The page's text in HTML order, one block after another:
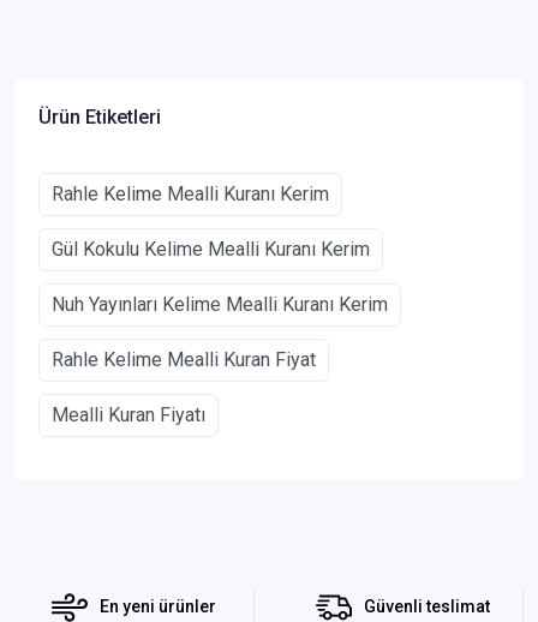
Ürün Etiketleri
Rahle Kelime Mealli Kuranı Kerim
Gül Kokulu Kelime Mealli Kuranı Kerim
Nuh Yayınları Kelime Mealli Kuranı Kerim
Rahle Kelime Mealli Kuran Fiyat
Mealli Kuran Fiyatı
En yeni ürünler Güvenli teslimat